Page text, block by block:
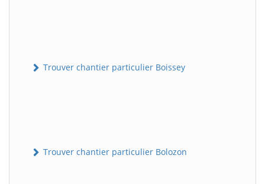
Trouver chantier particulier Boissey
Trouver chantier particulier Bolozon